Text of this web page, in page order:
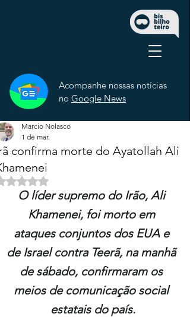
Acompanhe nossas notícias
no Google News
confirma morte do Ayatollah Ali
Marcio Nolasco
1 de mar.
Avaliado com NaN de 5 estrelas.
O líder supremo do Irão, Ali
Khamenei, foi morto em
ataques conjuntos dos EUA e
de Israel contra Teerã, na manhã
de sábado, confirmaram os
meios de comunicação social
estatais do país.